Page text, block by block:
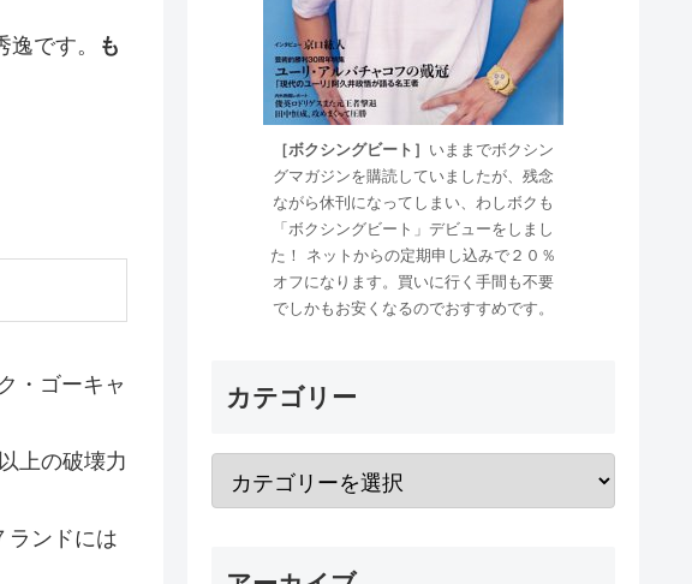
です。
も
・ゴーキャ
上の破壊力
ランドには
［ボクシングビート］ いままでボクシン
グマガジンを購読していましたが、残念
ながら休刊になってしまい、わしボクも
「ボクシングビート」デビューをしまし
た！ ネットからの定期申し込みで２０％
オフになります。買いに行く手間も不要
でしかもお安くなるのでおすすめです。
カテゴリー